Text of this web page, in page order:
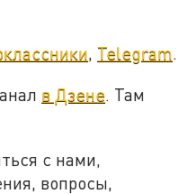
, Telegram.
в Дзене. Там
с нами,
вопросы,